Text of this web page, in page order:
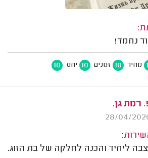
נחמד!
מחיר 10 זמנים 10 יחס 10
רמת גן.
ליחיד והכנה לחלקה של בת הזוג.